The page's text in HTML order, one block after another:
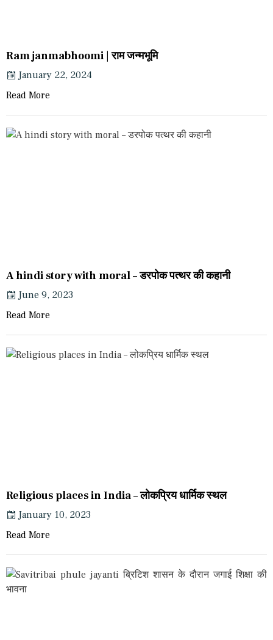
Ram janmabhoomi | राम जन्मभूमि
January 22, 2024
Read More
A hindi story with moral – डरपोक पत्थर की कहानी
June 9, 2023
Read More
Religious places in India – लोकप्रिय धार्मिक स्थल
January 10, 2023
Read More